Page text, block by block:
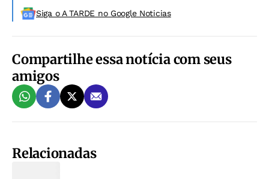
Siga o A TARDE no Google Noticias
Compartilhe essa notícia com seus
amigos
Relacionadas